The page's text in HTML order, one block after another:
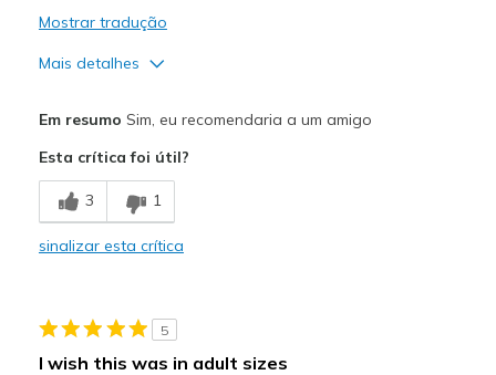
Mostrar tradução
Mais detalhes
Contras
Need Break In
Going Out
Em resumo Sim, eu recomendaria a um amigo
Esta crítica foi útil?
3 1
sinalizar esta crítica
5
I wish this was in adult sizes